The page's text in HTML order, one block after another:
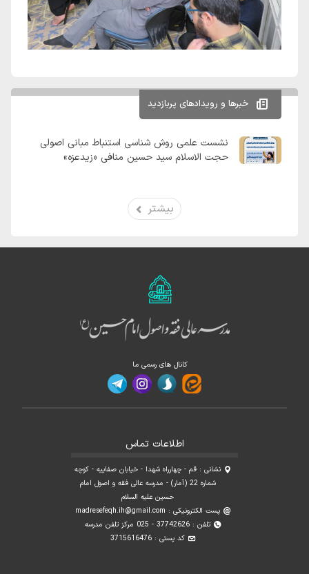
خبرها و رویدادهای پربازدید
نشست علمی روش شناسی استنباط مبانی اصولی
حجت الاسلام سید حسین منافی «زیدعزه»
بیشتر
کانال های رسمی ما
اطلاعات تماس
نشانی : قم - چهارراه شهدا - خیابان صفاییه - کوچه
شماره 22 (آمار) - مدرسه عالی فقه و اصول امام
حسین علیه السلام
پست الکترونیکی : madresefeqh.ih@gmail.com
تلفن : 37742626 - 025 مرکز تلفن مدرسه
کد پستی : 3715616476